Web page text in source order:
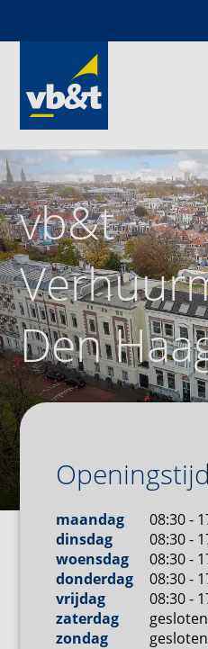
vb&t
Den
maandag
08:30 -
dinsdag
08:30 -
woensdag
08:30 -
donderdag
08:30 -
vrijdag
08:30 -
zaterdag
gesloten
zondag
gesloten